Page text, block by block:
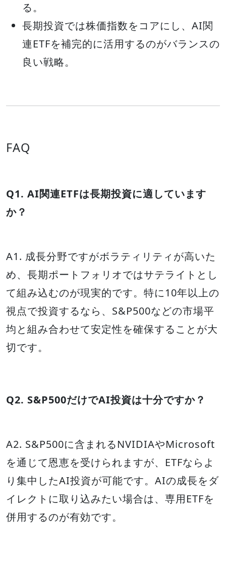
る。
長期投資では株価指数をコアにし、AI関
連ETFを補完的に活用するのがバランスの
良い戦略。
FAQ
Q1. AI関連ETFは長期投資に適しています
か？
A1. 成長分野ですがボラティリティが高いた
め、長期ポートフォリオではサテライトとし
て組み込むのが現実的です。特に10年以上の
視点で投資するなら、S&P500などの市場平
均と組み合わせて安定性を確保することが大
切です。
Q2. S&P500だけでAI投資は十分ですか？
A2. S&P500に含まれるNVIDIAやMicrosoft
を通じて恩恵を受けられますが、ETFならよ
り集中したAI投資が可能です。AIの成長をダ
イレクトに取り込みたい場合は、専用ETFを
併用するのが有効です。